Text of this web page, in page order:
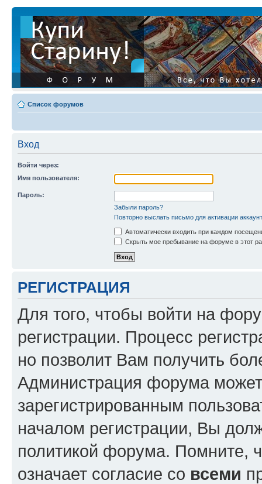
Список форумов
Вход
Войти через:
Имя пользователя:
Пароль:
Забыли пароль?
Повторно выслать письмо для активации
Автоматически входить при каждом
Скрыть мое пребывание на форуме в этот
РЕГИСТРАЦИЯ
Для того, чтобы войти на
регистрации. Процесс
но позволит Вам получить
Администрация форума может
зарегистрированным
началом регистрации, Вы
политикой форума. Помните,
означает согласие со всеми